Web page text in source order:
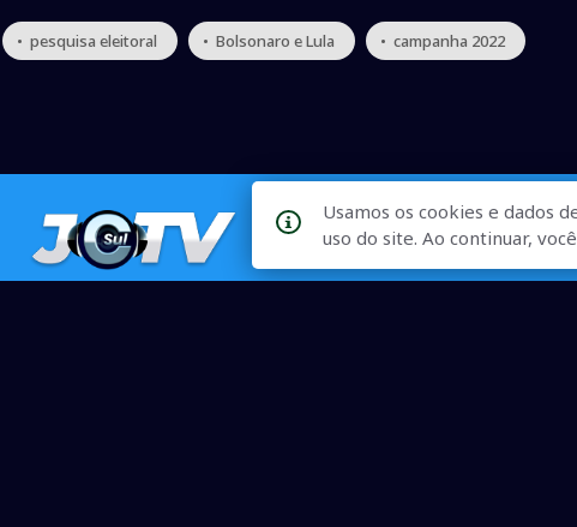
• pesquisa eleitoral • Bolsonaro e Lula • campanha 2022
Usamos os cookies e dados
uso do site. Ao continuar,